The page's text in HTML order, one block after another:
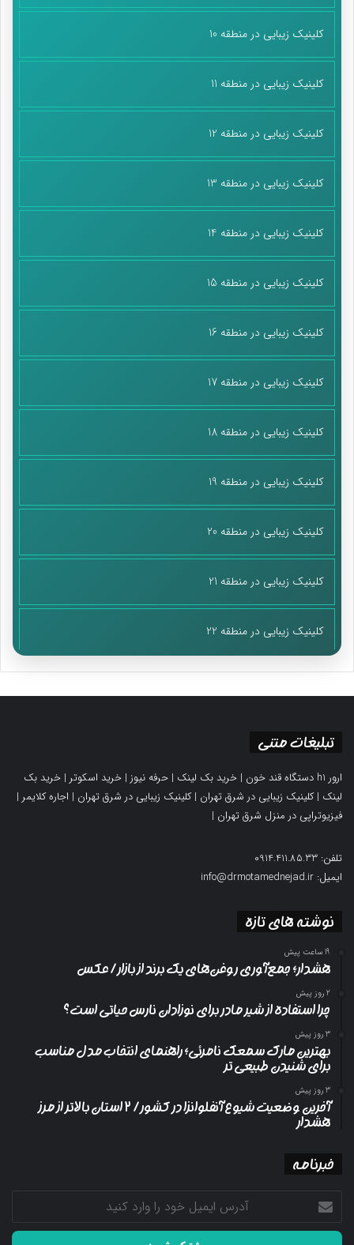
کلینیک زیبایی در منطقه 10
کلینیک زیبایی در منطقه 11
کلینیک زیبایی در منطقه 12
کلینیک زیبایی در منطقه 13
کلینیک زیبایی در منطقه 14
کلینیک زیبایی در منطقه 15
کلینیک زیبایی در منطقه 16
کلینیک زیبایی در منطقه 17
کلینیک زیبایی در منطقه 18
کلینیک زیبایی در منطقه 19
کلینیک زیبایی در منطقه 20
کلینیک زیبایی در منطقه 21
کلینیک زیبایی در منطقه 22
تبلیغات متنی
ارور h1 دستگاه قند خون | خرید بک لینک | حرفه نیوز | خرید اسکوتر | خرید بک
لینک |کلینیک زیبایی در شرق تهران |کلینیک زیبایی در شرق تهران | اجاره کلایمر |
فیزیوتراپی در منزل شرق تهران |
تلفن: 0914.411.85.33
ایمیل: info@drmotamednejad.ir
نوشته های تازه
19 ساعت پیش
هشدار؛ جمع‌آوری روغن‌های یک برند از بازار/ عکس
2 روز پیش
چرا استفاده از شیر مادر برای نوزادان نارس حیاتی است؟
3 روز پیش
بهترین مارک سمعک نامرئی؛ راهنمای انتخاب مدل مناسب
برای شنیدن طبیعی تر
3 روز پیش
آخرین وضعیت شیوع آنفلوانزا در کشور/ ۲ استان بالاتر از مرز
هشدار
خبرنامه
آدرس
ایمیل
خود